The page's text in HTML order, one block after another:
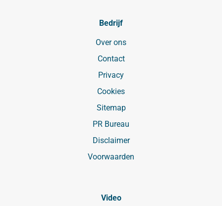
Bedrijf
Over ons
Contact
Privacy
Cookies
Sitemap
PR Bureau
Disclaimer
Voorwaarden
Video